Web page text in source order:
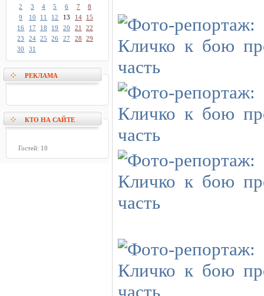
2
3 4 5 6 7
8
9
10 11 12 13 14
15
16
17 18 19 20 21
22
23
24 25 26 27 28
29
30
31
РЕКЛАМА
КТО НА САЙТЕ
Гостей: 10